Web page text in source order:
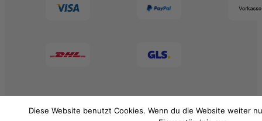
Diese Website benutzt Cookies. Wenn du die Website weiter